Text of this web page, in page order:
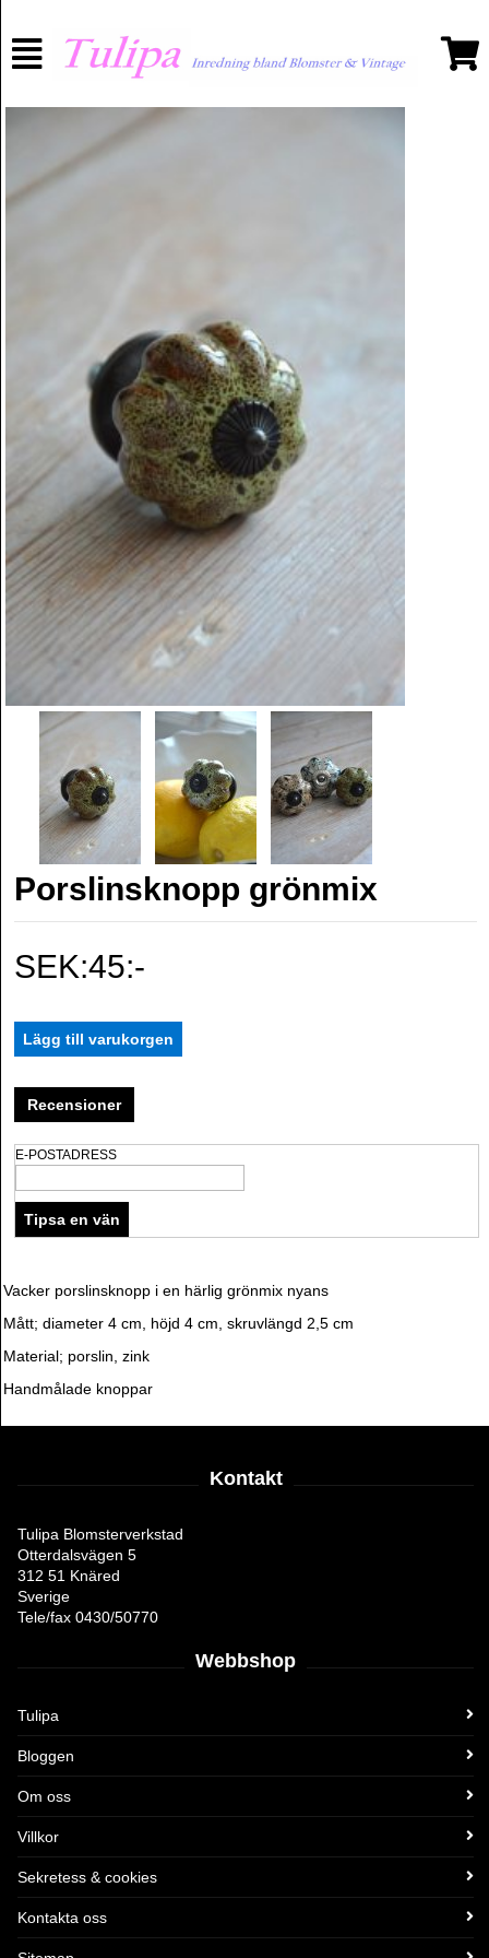
Porslinsknopp grönmix
SEK:45:-
Recensioner
E-POSTADRESS
Vacker porslinsknopp i en härlig grönmix nyans
Mått; diameter 4 cm, höjd 4 cm, skruvlängd 2,5 cm
Material; porslin, zink
Handmålade knoppar
Kontakt
Tulipa Blomsterverkstad
Otterdalsvägen 5
312 51 Knäred
Sverige
Tele/fax 0430/50770
Webbshop
Tulipa
Bloggen
Om oss
Villkor
Sekretess & cookies
Kontakta oss